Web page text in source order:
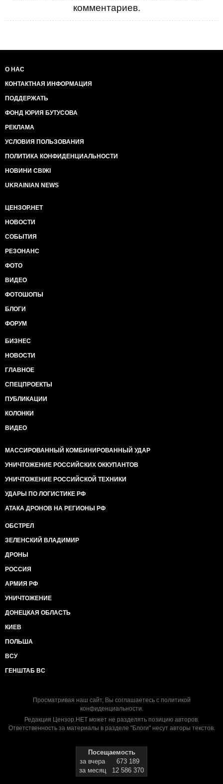
комментариев.
О НАС
КОНТАКТНАЯ ИНФОРМАЦИЯ
ПОДДЕРЖАТЬ
ФОНД ЮРИЯ БУТУСОВА
РЕКЛАМА
УСЛОВИЯ ПОЛЬЗОВАНИЯ
ПОЛИТИКА КОНФИДЕНЦИАЛЬНОСТИ
НОВИНИ СВІЖІ
UKRAINIAN NEWS
ЦЕНЗОР.НЕТ
НОВОСТИ
СОБЫТИЯ
РЕЗОНАНС
ФОТО
ВИДЕО
ФОТОШОПЫ
БЛОГИ
ФОРУМ
БИЗНЕС
НОВОСТИ
ГЛАВНОЕ
СПЕЦПРОЕКТЫ
ПУБЛИКАЦИИ
КОЛОНКИ
ВИДЕО
МАССИРОВАННЫЙ КОМБИНИРОВАННЫЙ УДАР
УНИЧТОЖЕНИЕ РОССИЙСКИХ ОККУПАНТОВ
УНИЧТОЖЕНИЕ РОССИЙСКОЙ ТЕХНИКИ
УДАРЫ ПО ЛОГИСТИКЕ РФ
АТАКА ДРОНОВ НА РЕГИОНЫ РФ
ОБСТРЕЛ
ЗЕЛЕНСКИЙ ВЛАДИМИР
ДРОНЫ
РОССИЯ
АРМИЯ РФ
УНИЧТОЖЕНИЕ
ДОНЕЦКАЯ ОБЛАСТЬ
КИЕВ
ПОЛЬША
ВСУ
ГЕНШТАБ ВС
Просматривая наш сайт, Вы соглашаетесь с политикой
конфиденциальности.
Редакция Цензор.НЕТ может не разделять позицию авторов.
Ответственность за материалы в разделе "Блоги" несут авторы текстов.
Посещаемость
за вчера
673 189
за месяц
12 586 370